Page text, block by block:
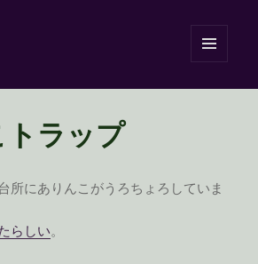
トラップ
所にありんこがうろちょろしていま
らしい。